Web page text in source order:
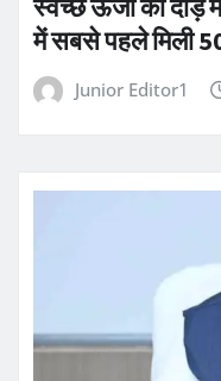
स्वच्छ ऊर्जा की दौड़
में सबसे पहले मिली
Junior Editor1